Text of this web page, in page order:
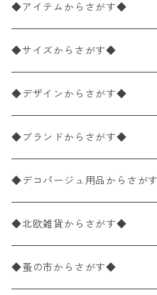
◆アイテムからさがす◆
ペーパーナプキン2枚バラ売り
ペーパーナプキン1枚バラ売り
ペーパーナプキン20枚入りパ
ペーパーナプキン10枚入りパ
ライスペーパー
ペーパーリネンナプキン
◆サイズからさがす◆
33×33cm（ランチサイズ）
バラ売り
パック売り
25×25cm（カクテルサイズ）
バラ売り
パック売り
40×40cm（ディナーサイズ）
バラ売り
パック売り
21×21cm（ポケットサイズ）
バラ売り
33cm（ラウンド）
◆デザインからさがす◆
花柄
植物・グリーン柄
動物・鳥・昆虫・蝶柄
海・魚柄
◆ブランドからさがす◆
ドイツ製 IHR/イア
ランチサイズ
カクテルサイズ
ドイツ製 Ambiente/アンビエン
ランチサイズ
ドイツ製 Paperproducts
◆デコパージュ用品からさが
デコパージュ液
デコパージュ下地
◆北欧雑貨からさがす◆
シリコンモールド
◆蚤の市からさがす◆